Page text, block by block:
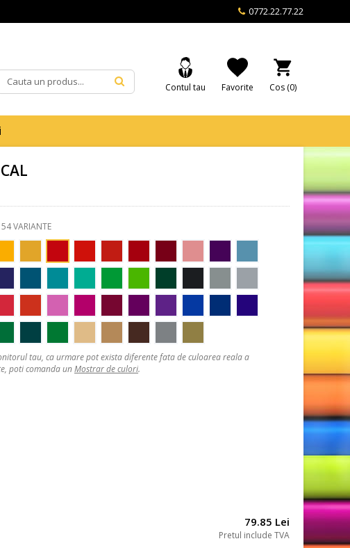
0772.22.77.22
Cos (0)
Favorite
Contul tau
54 VARIANTE
tau, ca urmare pot exista diferente fata de culoarea reala a
poti comanda unMostrar de culori.
79.85 Lei
Pretul include TVA